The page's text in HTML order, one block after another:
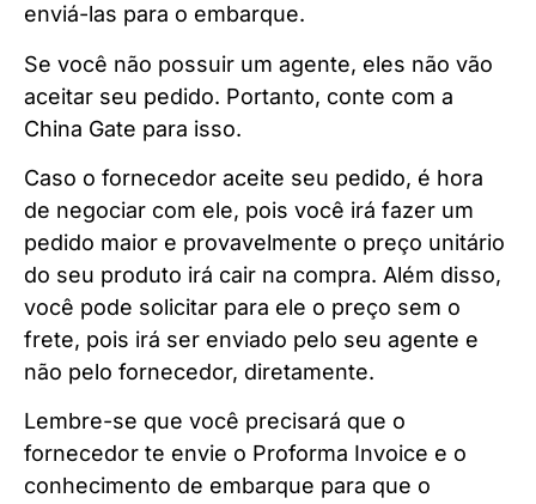
enviá-las para o embarque.
Se você não possuir um agente, eles não vão
aceitar seu pedido. Portanto, conte com a
China Gate para isso.
Caso o fornecedor aceite seu pedido, é hora
de negociar com ele, pois você irá fazer um
pedido maior e provavelmente o preço unitário
do seu produto irá cair na compra. Além disso,
você pode solicitar para ele o preço sem o
frete, pois irá ser enviado pelo seu agente e
não pelo fornecedor, diretamente.
Lembre-se que você precisará que o
fornecedor te envie o Proforma Invoice e o
conhecimento de embarque para que o